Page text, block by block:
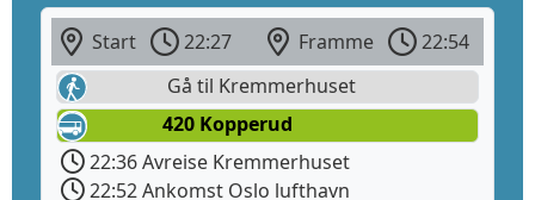
Start 22:27 Framme
22:54
Gå til Kremmerhuset
420 Kopperud
22:36 Avreise Kremmerhuset
22:52 Ankomst Oslo lufthavn